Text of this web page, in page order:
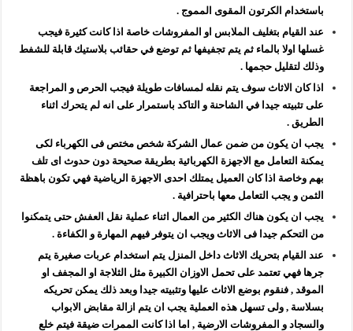
باستخدام الكرتون المقوى المموج .
عند القيام بتغليف الملابس او المفروشات خاصة اذا كانت كثيرة فيجب
غسلها اولا بالماء ثم يتم تجفيفها ثم توضع في حقائب بلاستيك قابلة للشفط
وذلك لتقليل حجمها .
اذا كان الاثاث سوف يتم نقله لمسافات طويلة فيجب الحرص و المراجعة
على تثبيته جيدا في الشاحنة و التاكد باستمرار على انه لم يتحرك اثناء
الطريق .
يجب ان يكون من ضمن عمال الشركة شخص مختص فى الكهرباء لكى
يمكنة التعامل مع الاجهزة الكهربائية بطريقة صحيحة دون حدوث اى تلف
بهم وخاصة اذا كان العميل يمتلك احدى الاجهزة الرياضية فهي تكون باهظة
الثمن و يجب التعامل معها باحترافية .
يجب ان يكون هناك الكثير من العمال اثناء عملية نقل العفش حتى يتمكنوا
من التحكم جيدا فى الاثاث ويجب ان يتوفر فيهم المهارة و الكفاءة .
عند القيام بتحريك الاثاث داخل المنزل يتم استخدام عربات صغيرة يتم
جرها فهي تعتمد على تحمل الاوزان الكبيرة مثل الثلاجة او المجفف او
الموقد , فنقوم بوضع الاثاث عليها وتثبيته جيدا وبعد ذلك يمكن تحريكه
بسلاسة , ولى تسهل هذه العملية يجب ان يتم ازالة مقابض الابواب
والسجاد و المفروشات الارضية , اما اذا كانت الممرات ضيقة فيتم خلع